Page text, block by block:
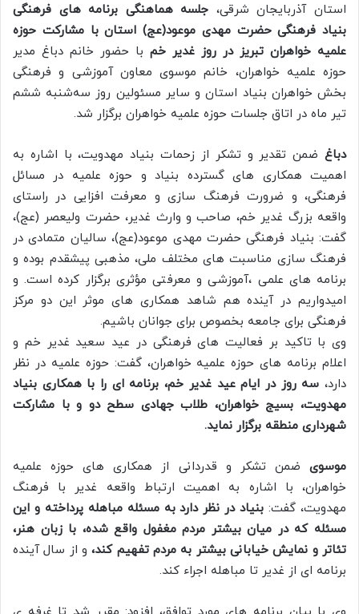
استان آذربایجان شرقی، جلسه هماهنگی برنامه های فرهنگی
بنیاد فرهنگی حضرت مهدی موعود(عج) استان با مشارکت حوزه
علمیه خواهران تبریز در روز غدیر خم با حضور خانم دباغ مدیر
حوزه علمیه خواهران، خانم موسوی معاون آموزشی و فرهنگی
بخش خواهران بنیاد استان و سایر مسئولین روز سه‌شنبه ششم
تیر ماه در اتاق جلسات حوزه علمیه خواهران برگزار شد.
دباغ ضمن تقدیر و تشکر از زحمات بنیاد مهدویت، با اشاره به
اهمیت همکاری های گسترده بنیاد و حوزه علمیه در مسائل
فرهنگی، و ضرورت فرهنگ سازی و معرفت افزایی در راستای
واقعه بزرگ غدیر خم، صاحب و وارث غدیر، حضرت ولیعصر (عج)،
گفت: بنیاد فرهنگی حضرت مهدی موعود(عج)، سالیان متمادی در
فرهنگ سازی مناسبت های مختلف ملی، مذهبی پیشقدم بوده و
برنامه های علمی ،آموزشی و معرفتی مؤثری برگزار کرده است. و
امیدواریم در آینده هم شاهد همکاری های موثر این دو مرکز
فرهنگی برای جامعه بخصوص برای جوانان باشیم.
وی با تاکید بر فعالیت های فرهنگی در عید سعید غدیر خم و
اعلام برنامه های حوزه علمیه خواهران، گفت: حوزه علمیه در نظر
دارد، سه روز در ایام عید غدیر خم، برنامه ای را با همکاری بنیاد
مهدویت، بسیج خواهران، طلاب جهادی سطح دو و با مشارکت
شهرداری منطقه برگزار نماید.
موسوی ضمن تشکر و قدردانی از همکاری های حوزه علمیه
خواهران، با اشاره به اهمیت ارتباط واقعه غدیر با فرهنگ
مهدویت، گفت: بنیاد در نظر دارد به مسئله مباهله پرداخته و این
مسئله که در میان بیشتر مردم مغفول واقع شده، با زبان هنر،
تئاتر و نمایش خیابانی بیشتر به مردم تفهیم کند،و از سال آینده
برنامه ای از غدیر تا مباهله اجراء کند.